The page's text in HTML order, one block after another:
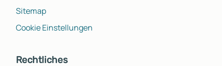
Sitemap
Cookie Einstellungen
Rechtliches